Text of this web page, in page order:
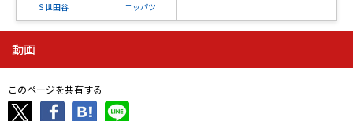
Ｓ世田谷 ニッパツ
ニッパツ
ニッパツ
-
石人の星
動画
このページを共有する